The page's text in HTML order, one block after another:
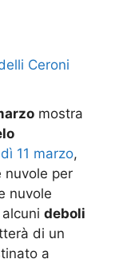
Ceroni
mostra
11 marzo,
nuvole per
nuvole
deboli
di un
a